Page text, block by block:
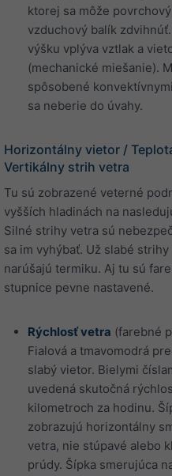
ktorej sa môže povrchový
vzduchový balík
výšku vplýva vztlak a
(mechanické miešanie).
spôsobené
sa neberie do úvahy.
Horizontálny vietor /
Vertikálny strih vetra
Tu sú zobrazené veterné
vyšších hladinách na
Silné strihy vetra sú
sa im vyhýbať. Už slabé
narúšajú termiku. Aj tu sú
stupnice pevne nastavené.
Rýchlosť vetra (farebné
Fialová a tmavomodrá
slabý vietor. Bielymi
uvedená skutočná
kilometroch za hodinu.
zobrazujú horizontálny
vetra, nie stúpavé alebo
prúdy. Šípka smerujúca